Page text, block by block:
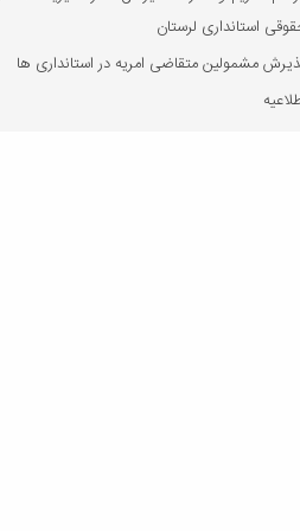
استانداری لرستان
مشمولین متقاضی امریه در استانداری ها